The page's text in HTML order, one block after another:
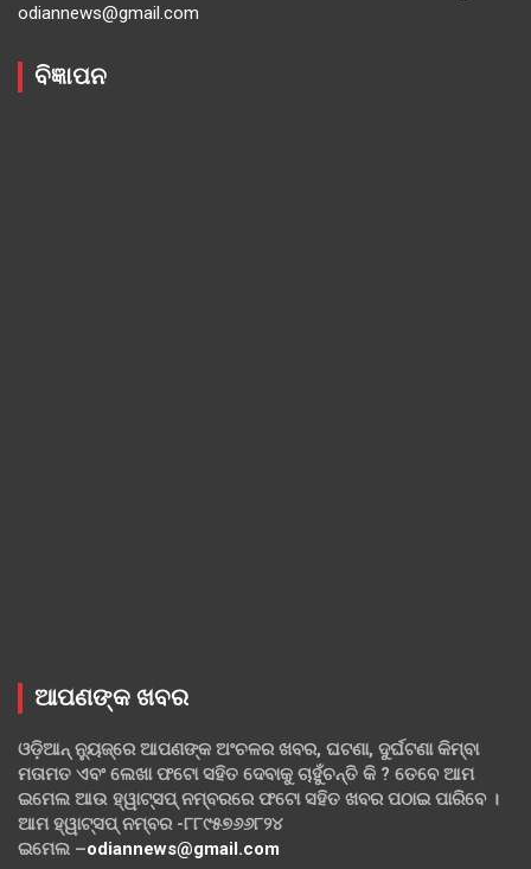
odiannews@gmail.com
ବିଜ୍ଞାପନ
ଆପଣଙ୍କ ଖବର
ଓଡ଼ିଆନ୍ ନ୍ୟୁଜ୍‌ରେ ଆପଣଙ୍କ ଅଂଚଳର ଖବର, ଘଟଣା, ଦୁର୍ଘଟଣା କିମ୍ବା
ମତାମତ ଏବଂ ଲେଖା ଫଟୋ ସହିତ ଦେବାକୁ ଚାହୁଁଚନ୍ତି କି ? ତେବେ ଆମ
ଇମେଲ ଆଉ ହ୍ୱାଟ୍‌ସପ୍ ନମ୍ବରରେ ଫଟୋ ସହିତ ଖବର ପଠାଇ ପାରିବେ ।
ଆମ ହ୍ୱାଟ୍‌ସପ୍ ନମ୍ବର -୮୮୯୫୭୬୬୮୨୪
ଇମେଲ –odiannews@gmail.com